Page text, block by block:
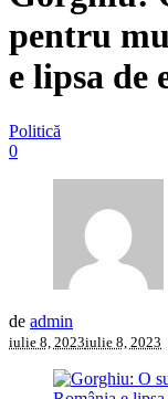
pentru
e lipsa de
Politică
0
de admin
iulie 8, 2023iulie 8, 2023